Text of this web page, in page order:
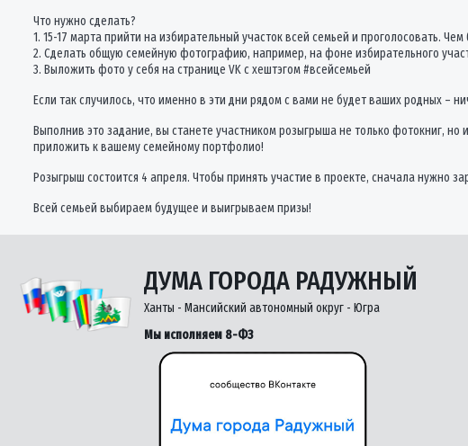
Что нужно сделать?
1. 15-17 марта прийти на избирательный участок всей семьей и проголосовать.
2. Сделать общую семейную фотографию, например, на фоне избирательного
3. Выложить фото у себя на странице VK с хештэгом #всейсемьей
Если так случилось, что именно в эти дни рядом с вами не будет ваших родных –
Выполнив это задание, вы станете участником розыгрыша не только фотокниг,
приложить к вашему семейному портфолио!
Розыгрыш состоится 4 апреля. Чтобы принять участие в проекте, сначала нужно
Всей семьей выбираем будущее и выигрываем призы!
ДУМА ГОРОДА РАДУЖНЫЙ
Ханты - Мансийский автономный округ - Югра
Мы исполняем 8-ФЗ